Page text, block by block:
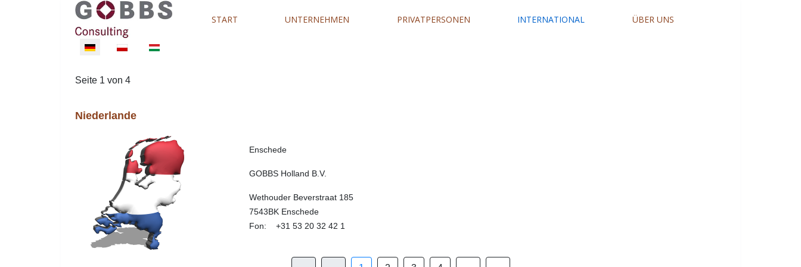
START UNTERNEHMEN PRIVATPERSONEN INTERNATIONAL ÜBER UNS
Sprache auswählen
Seite 1 von 4
Niederlande
Enschede
GOBBS Holland B.V.
Wethouder Beverstraat 185
7543BK Enschede
Fon: +31 53 20 32 42 1